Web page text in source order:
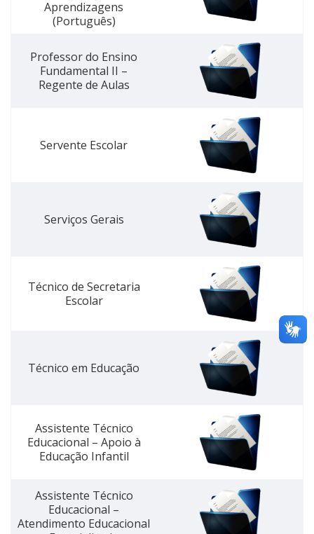
Aprendizagens
(Português)
Professor do Ensino
Fundamental II –
Regente de Aulas
Servente Escolar
Serviços Gerais
Técnico de Secretaria
Escolar
Técnico em Educação
Assistente Técnico
Educacional – Apoio à
Educação Infantil
Assistente Técnico
Educacional –
Atendimento Educacional